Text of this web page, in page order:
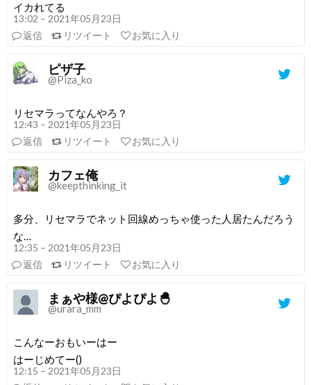
イカれてる
13:02 – 2021年05月23日
返信
リツイート お気に入り
ピザ子
@Piza_ko
リセマラってなんやろ？
12:43 – 2021年05月23日
返信
リツイート お気に入り
カフェ俺
@keepthinking_it
多分、リセマラでネット回線めっちゃ使った人居たんだろう
な…
12:35 – 2021年05月23日
返信
リツイート お気に入り
まぁや様@ぴよぴよ🐣
@urara_mm
こんなーおもいーはー
はーじめてー()
12:15 – 2021年05月23日